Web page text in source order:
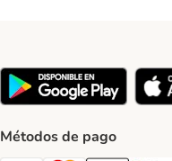
Métodos de pago